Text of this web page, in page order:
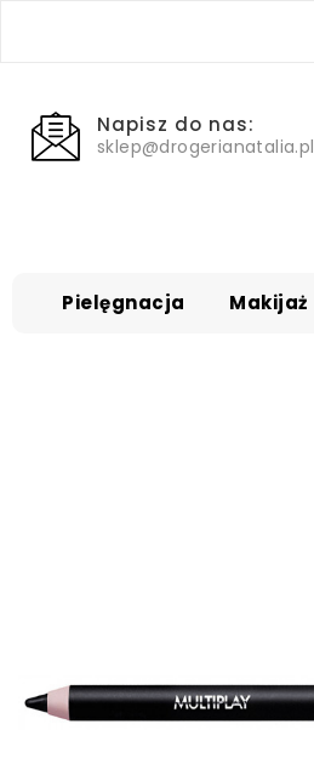
Napisz do nas:
sklep@drogerianatalia.pl
Pielęgnacja Makijaż